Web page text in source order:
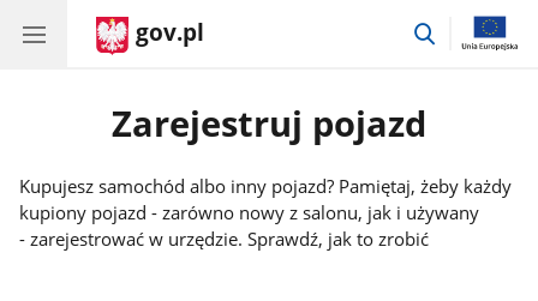
gov.pl
przejdź
Zarejestruj pojazd
Kupujesz samochód albo inny pojazd? Pamiętaj, żeby każdy
kupiony pojazd - zarówno nowy z salonu, jak i używany
- zarejestrować w urzędzie. Sprawdź, jak to zrobić